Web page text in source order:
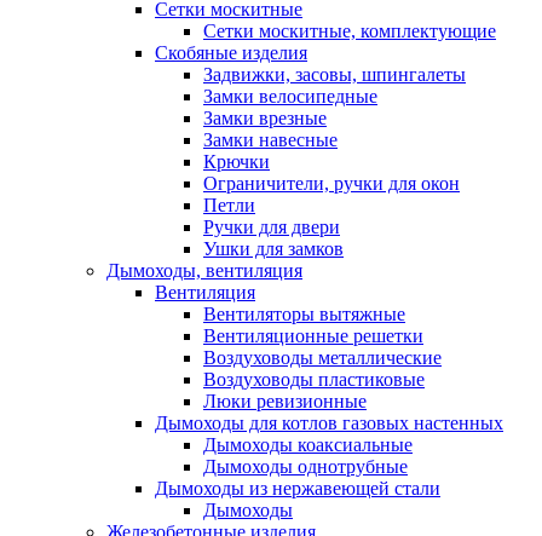
Сетки москитные
Сетки москитные, комплектующие
Скобяные изделия
Задвижки, засовы, шпингалеты
Замки велосипедные
Замки врезные
Замки навесные
Крючки
Ограничители, ручки для окон
Петли
Ручки для двери
Ушки для замков
Дымоходы, вентиляция
Вентиляция
Вентиляторы вытяжные
Вентиляционные решетки
Воздуховоды металлические
Воздуховоды пластиковые
Люки ревизионные
Дымоходы для котлов газовых настенных
Дымоходы коаксиальные
Дымоходы однотрубные
Дымоходы из нержавеющей стали
Дымоходы
Железобетонные изделия